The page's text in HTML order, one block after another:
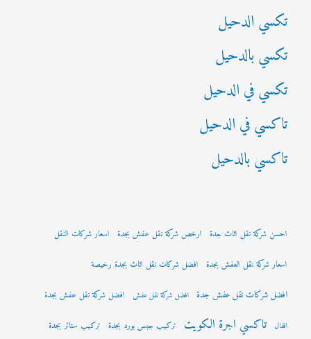
:تكسي الدحيل
تكسي بالدحيل
تكسي في الدحيل
تاكسي في الدحيل
تاكسي بالدحيل
احسن شركة نقل اثاث جدة ارخص شركة نقل عفش بجدة اسعار شركات النقل
اسعار شركة نقل العفش بجدة افضل شركات نقل اثاث بجدة رخيصة
افضل شركات نقل عفش جدة افضل شركة نقل عفش افضل شركة نقل عفش بجدة
اقفال تاكسي اجرة الكويت تركيب جبس بورد بجدة تركيب ستائر بجدة